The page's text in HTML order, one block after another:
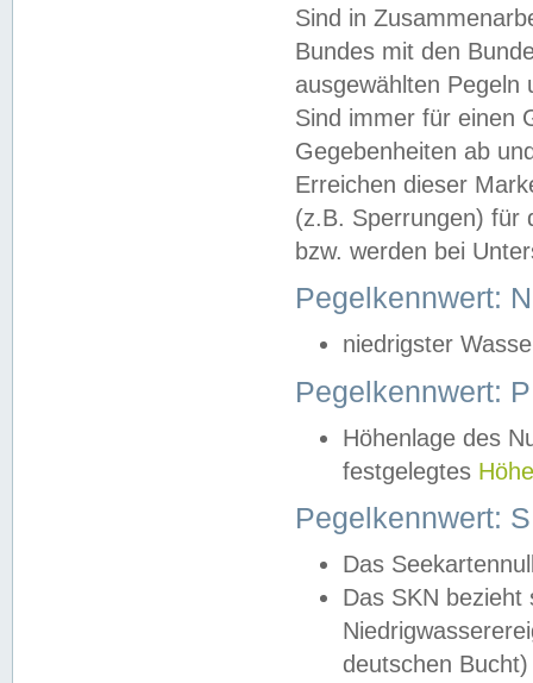
Sind in
Bundes mit den
ausgewählten
Sind immer für einen
Gegebenheiten ab
Erreichen dieser
(z.B. Sperrungen) für
bzw. werden bei
Pegelkennwert:
niedrigster
Pegelkennwert:
Höhenlage des
festgelegtes
Pegelkennwert:
Das
Das SKN
deutschen